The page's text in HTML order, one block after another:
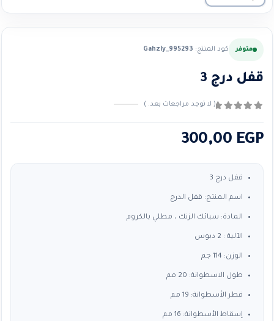
متوفر كود المنتج: Gahzly_995293
قفل درج 3
( لا توجد مراجعات بعد. )
300,00 EGP
قفل درج 3
اسم المنتج: قفل الدرج
المادة: سبائك الزنك ، مطلي بالكروم
الآلية : 2 دبوس
الوزن: 114 جم
طول الاسطوانة: 20 مم
قطر الأسطوانة: 19 مم
إسقاط الأسطوانة: 16 مم